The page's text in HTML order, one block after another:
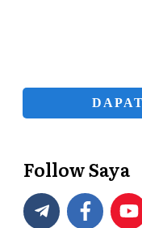
Follow Saya